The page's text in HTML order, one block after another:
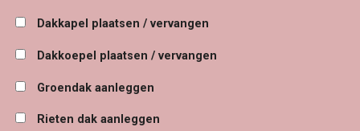
Dakkapel plaatsen / vervangen
Dakkoepel plaatsen / vervangen
Groendak aanleggen
Rieten dak aanleggen